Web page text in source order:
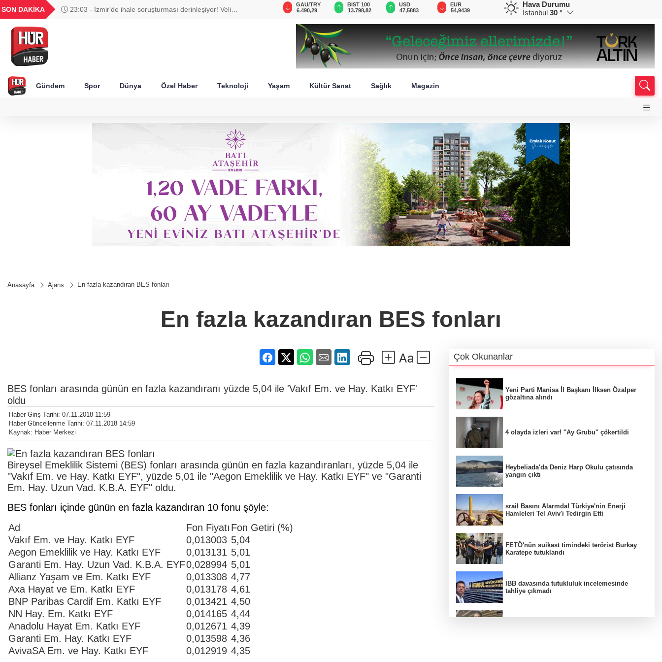
SON DAKİKA
23:03 - İzmir'de ihale soruşturması derinleşiyor! Veli
UYU
1,1820
18,1982
16,2307
28,0626
GAU/TRY
6.490,29
BIST 100
13.798,82
USD
47,5883
EUR
54,9439
GBP
64,1319
CHF
58,5630
Hava Durumu
İstanbul 30 °
Gündem Spor Dünya Özel Haber Teknoloji Yaşam Kültür Sanat Sağlık Magazin
Anasayfa Ajans En fazla kazandıran BES fonları
En fazla kazandıran BES fonları
BES fonları arasında günün en fazla kazandıranı yüzde 5,04 ile 'Vakıf Em. ve Hay. Katkı EYF'
oldu
Haber Giriş Tarihi: 07.11.2018 11:59
Haber Güncellenme Tarihi: 07.11.2018 14:59
Kaynak: Haber Merkezi
Bireysel Emeklilik Sistemi (BES) fonları arasında günün en fazla kazandıranları, yüzde 5,04 ile
"Vakıf Em. ve Hay. Katkı EYF", yüzde 5,01 ile "Aegon Emeklilik ve Hay. Katkı EYF" ve "Garanti
Em. Hay. Uzun Vad. K.B.A. EYF" oldu.
BES fonları içinde günün en fazla kazandıran 10 fonu şöyle:
Ad
Fon Fiyatı Fon Getiri (%)
Vakıf Em. ve Hay. Katkı EYF
0,013003 5,04
Aegon Emeklilik ve Hay. Katkı EYF
0,013131 5,01
Garanti Em. Hay. Uzun Vad. K.B.A. EYF0,028994 5,01
Allianz Yaşam ve Em. Katkı EYF
0,013308 4,77
Axa Hayat ve Em. Katkı EYF
0,013178 4,61
BNP Paribas Cardif Em. Katkı EYF
0,013421 4,50
NN Hay. Em. Katkı EYF
0,014165 4,44
Anadolu Hayat Em. Katkı EYF
0,012671 4,39
Garanti Em. Hay. Katkı EYF
0,013598 4,36
AvivaSA Em. ve Hay. Katkı EYF
0,012919 4,35
Çok Okunanlar
Yeni Parti Manisa İl Başkanı İlksen Özalper
gözaltına alındı
4 olayda izleri var! ''Ay Grubu'' çökertildi
Heybeliada'da Deniz Harp Okulu çatısında
yangın çıktı
srail Basını Alarmda! Türkiye'nin Enerji
Hamleleri Tel Aviv'i Tedirgin Etti
FETÖ'nün suikast timindeki terörist Burkay
Karatepe tutuklandı
İBB davasında tutukluluk incelemesinde
tahliye çıkmadı